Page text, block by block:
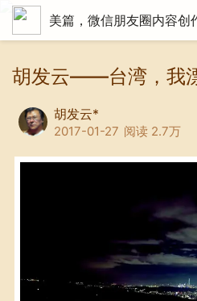
美篇，微信朋友圈内容创
胡发云——台湾，我
胡发云*
2017-01-27 阅读 2.7万